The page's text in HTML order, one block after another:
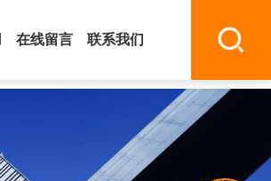
在线留言 联系我们